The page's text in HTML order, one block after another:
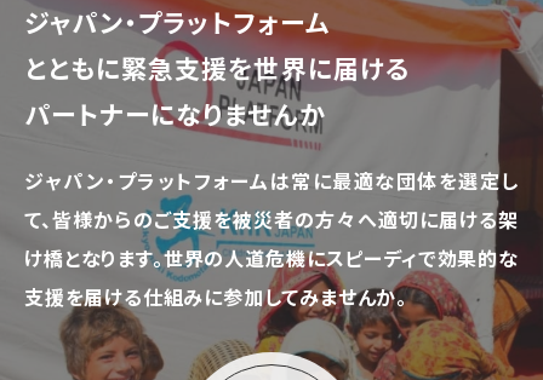
ジャパン・プラットフォーム
とともに緊急支援を世界に届ける
パートナーになりませんか
ジャパン・プラットフォームは常に最適な団体を選定し
て、皆様からのご支援を被災者の方々へ適切に届ける架
け橋となります。世界の人道危機にスピーディで効果的な
支援を届ける仕組みに参加してみませんか。